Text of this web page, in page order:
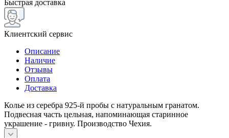
Быстрая доставка
Клиентский сервис
Описание
Наличие
Отзывы
Оплата
Доставка
Колье из серебра 925-й пробы с натуральным гранатом.
Подвесная часть цельная, напоминающая старинное
украшение - гривну. Производство Чехия.